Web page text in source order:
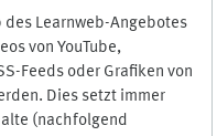
des Learnweb-Angebotes
von YouTube,
Feeds oder Grafiken von
Dies setzt immer
(nachfolgend